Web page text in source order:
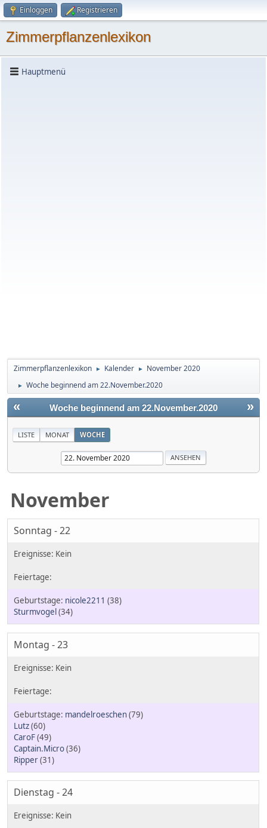
Einloggen Registrieren
Zimmerpflanzenlexikon
Hauptmenü
Zimmerpflanzenlexikon ► Kalender ► November 2020
► Woche beginnend am 22.November.2020
« »
Woche beginnend am 22.November.2020
LISTE MONAT WOCHE
November
Sonntag - 22
nicole2211 (38)
Sturmvogel (34)
Montag - 23
mandelroeschen(79)
Lutz(60)
CaroF(49)
Captain.Micro(36)
Ripper(31)
Dienstag - 24